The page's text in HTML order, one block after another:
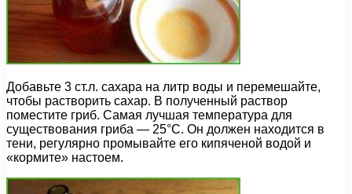
Добавьте 3 ст.л. сахара на литр воды и перемешайте,
чтобы растворить сахар. В полученный раствор
поместите гриб. Самая лучшая температура для
существования гриба — 25°С. Он должен находится в
тени, регулярно промывайте его кипяченой водой и
«кормите» настоем.